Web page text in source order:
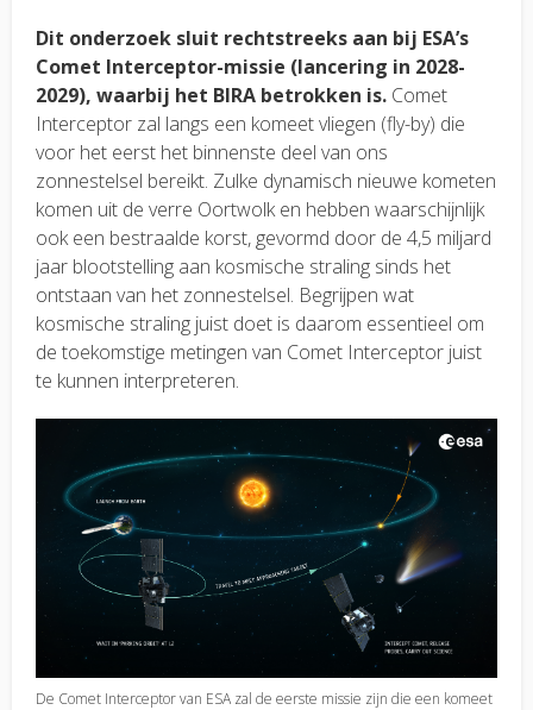
Dit onderzoek sluit rechtstreeks aan bij ESA’s
Comet Interceptor-missie (lancering in 2028-
2029), waarbij het BIRA betrokken is. Comet
Interceptor zal langs een komeet vliegen (fly-by) die
voor het eerst het binnenste deel van ons
zonnestelsel bereikt. Zulke dynamisch nieuwe kometen
komen uit de verre Oortwolk en hebben waarschijnlijk
ook een bestraalde korst, gevormd door de 4,5 miljard
jaar blootstelling aan kosmische straling sinds het
ontstaan van het zonnestelsel. Begrijpen wat
kosmische straling juist doet is daarom essentieel om
de toekomstige metingen van Comet Interceptor juist
te kunnen interpreteren.
De Comet Interceptor van ESA zal de eerste missie zijn die een komeet